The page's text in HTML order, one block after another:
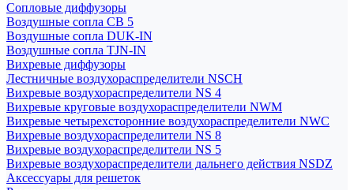
Сопловые диффузоры
Воздушные сопла СВ 5
Воздушные сопла DUK-IN
Воздушные сопла TJN-IN
Вихревые диффузоры
Лестничные воздухораспределители NSCH
Вихревые воздухораспределители NS 4
Вихревые круговые воздухораспределители NWM
Вихревые четырехсторонние воздухораспределители NWC
Вихревые воздухораспределители NS 8
Вихревые воздухораспределители NS 5
Вихревые воздухораспределители дальнего действия NSDZ
Аксессуары для решеток